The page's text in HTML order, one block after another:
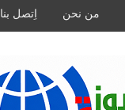
من نحن اِتصل بنا